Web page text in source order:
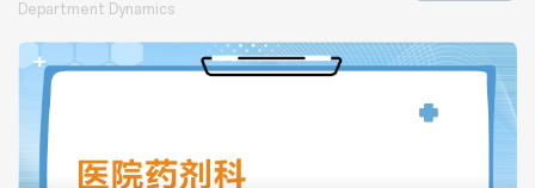
院内新闻
Department Dynamics